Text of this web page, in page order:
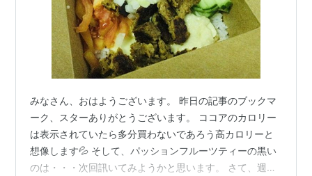
みなさん、おはようございます。 昨日の記事のブックマ
ーク、スターありがとうございます。 ココアのカロリー
は表示されていたら多分買わないであろう高カロリーと
想像します💦 そして、パッションフルーツティーの黒い
のは・・・次回訊いてみようかと思います。 さて、週末